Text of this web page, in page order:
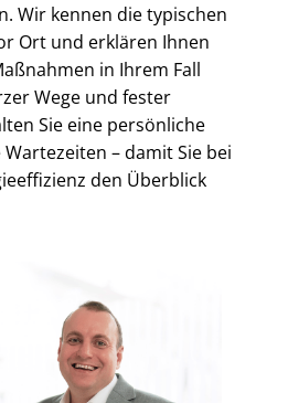
Wir kennen die typischen
Ort und erklären Ihnen
in Ihrem Fall
Wege und fester
Sie eine persönliche
– damit Sie bei
den Überblick